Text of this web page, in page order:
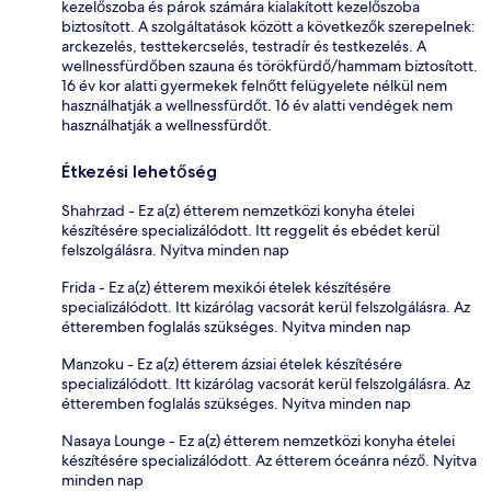
kezelőszoba és párok számára kialakított kezelőszoba
biztosított. A szolgáltatások között a következők szerepelnek:
arckezelés, testtekercselés, testradír és testkezelés. A
wellnessfürdőben szauna és törökfürdő/hammam biztosított.
16 év kor alatti gyermekek felnőtt felügyelete nélkül nem
használhatják a wellnessfürdőt. 16 év alatti vendégek nem
használhatják a wellnessfürdőt.
Étkezési lehetőség
Shahrzad - Ez a(z) étterem nemzetközi konyha ételei
készítésére specializálódott. Itt reggelit és ebédet kerül
felszolgálásra. Nyitva minden nap
Frida - Ez a(z) étterem mexikói ételek készítésére
specializálódott. Itt kizárólag vacsorát kerül felszolgálásra. Az
étteremben foglalás szükséges. Nyitva minden nap
Manzoku - Ez a(z) étterem ázsiai ételek készítésére
specializálódott. Itt kizárólag vacsorát kerül felszolgálásra. Az
étteremben foglalás szükséges. Nyitva minden nap
Nasaya Lounge - Ez a(z) étterem nemzetközi konyha ételei
készítésére specializálódott. Az étterem óceánra néző. Nyitva
minden nap